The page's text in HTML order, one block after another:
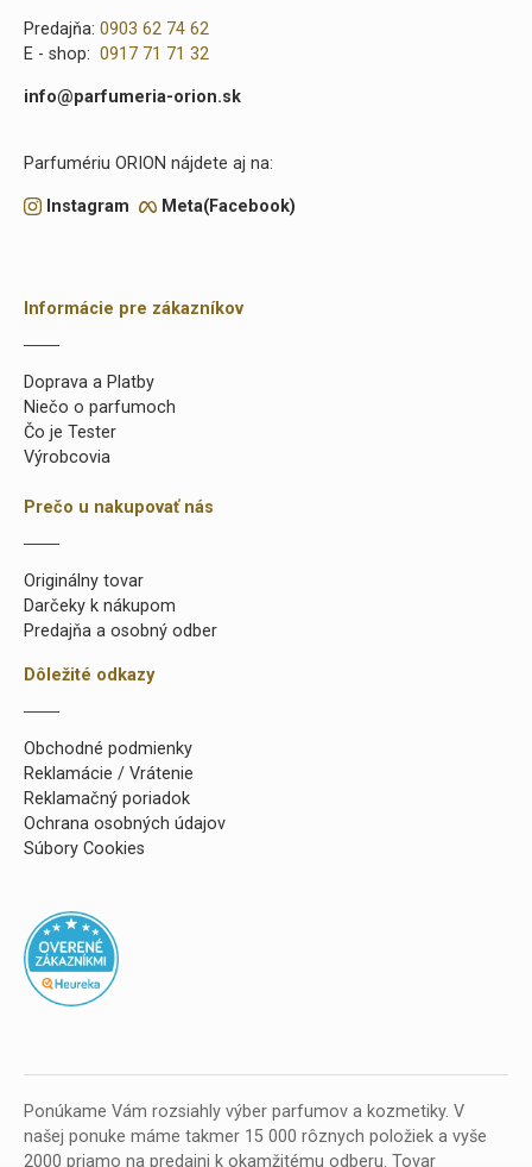
Predajňa: 0903 62 74 62
E - shop: 0917 71 71 32
info@parfumeria-orion.sk
Parfumériu ORION nájdete aj na:
Instagram Meta(Facebook)
Informácie pre zákazníkov
Doprava a Platby
Niečo o parfumoch
Čo je Tester
Výrobcovia
Prečo u nakupovať nás
Originálny tovar
Darčeky k nákupom
Predajňa a osobný odber
Dôležité odkazy
Obchodné podmienky
Reklamácie / Vrátenie
Reklamačný poriadok
Ochrana osobných údajov
Súbory Cookies
Ponúkame Vám rozsiahly výber parfumov a kozmetiky. V
našej ponuke máme takmer 15 000 rôznych položiek a vyše
2000 priamo na predajni k okamžitému odberu. Tovar